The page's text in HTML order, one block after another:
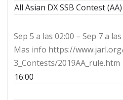
All Asian DX SSB Contest (AA)
Sep 5 a las 02:00 – Sep 7 a
Mas info https://
3_Contests/2019AA_rule.htm
16:00